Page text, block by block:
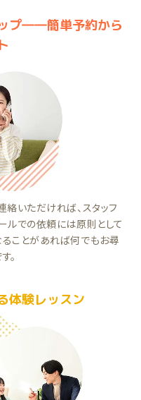
プ――簡単予約から
いただければ、スタッフ
ルでの依頼には原則として
ことがあれば何でもお尋
。
体験レッスン